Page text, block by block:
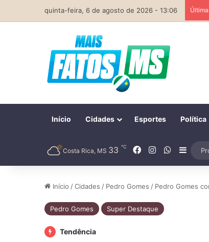
quinta-feira, 6 de agosto de 2026 - 13:06
Início Cidades Esportes Política
Costa Rica, MS 33 ℃ Facebook
Instagram
Início /Cidades / Pedro Gomes / Pedro Gomes
Pedro Gomes Super Destaque
Tendência